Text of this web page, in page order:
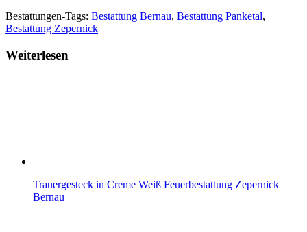
Bestattungen-Tags: Bestattung Bernau, Bestattung Panketal,
Bestattung Zepernick
Weiterlesen
Trauergesteck in Creme Weiß Feuerbestattung Zepernick
Bernau